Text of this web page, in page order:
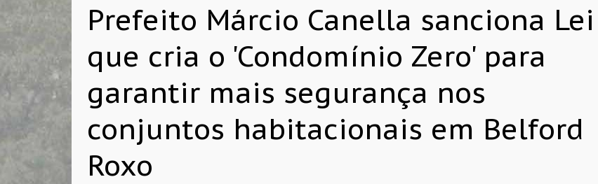
Prefeito Márcio Canella sanciona Lei
que cria o 'Condomínio Zero' para
garantir mais segurança nos
conjuntos habitacionais em Belford
Roxo